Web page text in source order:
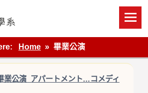
網站
Home 畢業公演
業公演_アパートメント…コメディ